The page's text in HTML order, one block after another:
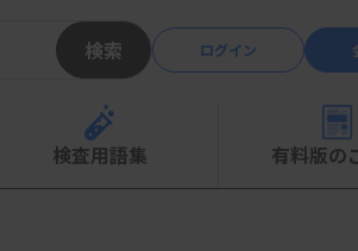
検索 ログイン
検査用語集 有料版の